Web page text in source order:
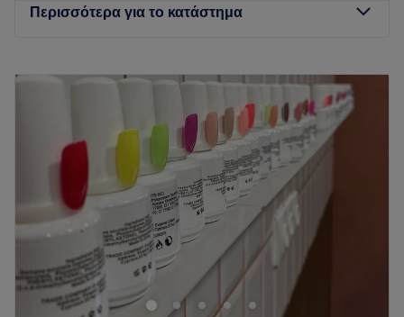
Περισσότερα για το κατάστημα
09:00–21:00
09:00– 21:00
09:00– 21:00
Παρασκευή
09:00 – 21:00
09:00
Κυριακή
Κλειστό
Το κατάστημα Flora Apostolidou βρίσκεται μόλις 13 λεπτά
από το μετρό του Αγίου Ιωάννη και παρέχει μία μεγάλη
γκάμα υπηρεσιών ομορφιάς!
Go to venue